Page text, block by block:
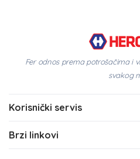
Fer odnos prema potrošačima i
svakog
Korisnički servis
Brzi linkovi